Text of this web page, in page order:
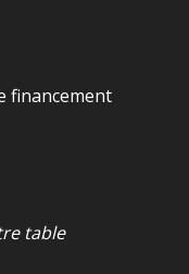
financement
table